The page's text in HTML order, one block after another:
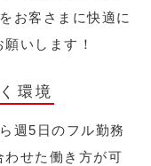
お客さまに快適に
いします！
環境
週5日のフル勤務
わせた働き方が可